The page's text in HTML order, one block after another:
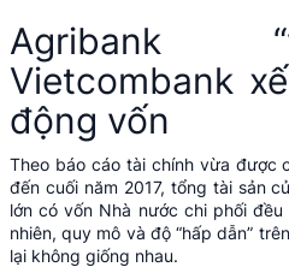
Agribank
Vietcombank
động vốn
Theo báo cáo tài chính vừa được
đến cuối năm 2017, tổng tài sản
lớn có vốn Nhà nước chi phối
nhiên, quy mô và độ “hấp dẫn”
lại không giống nhau.